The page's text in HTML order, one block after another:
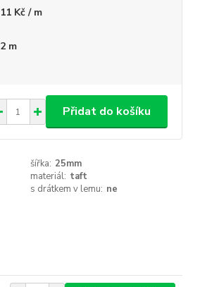
11 Kč / m
2 m
Přidat do košíku
šířka: 25mm
materiál: taft
s drátkem v lemu: ne